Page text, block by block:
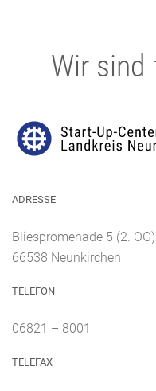
Wir sind
ADRESSE
Bliespromenade 5 (2. OG)
66538 Neunkirchen
TELEFON
06821 – 8001
TELEFAX